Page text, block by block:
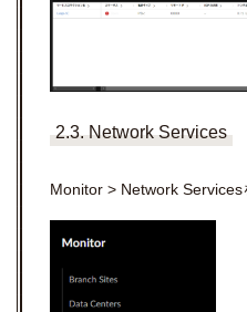
2.3. Network Services
Monitor > Network Services